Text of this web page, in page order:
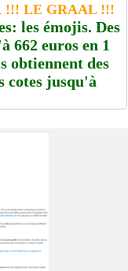
!!! LE GRAAL !!!
les émojis. Des
662 euros en 1
obtiennent des
cotes jusqu'à